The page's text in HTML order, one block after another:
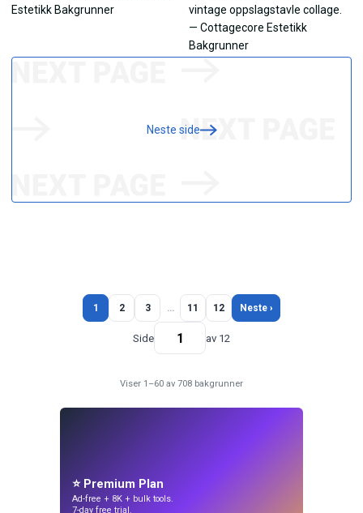
Neste side
1 2 3 … 11 12 Neste ›
Side av 12
Viser 1–60 av 708 bakgrunner
⭐ Premium Plan
Ad-free + 8K + bulk tools.
7-day free trial.